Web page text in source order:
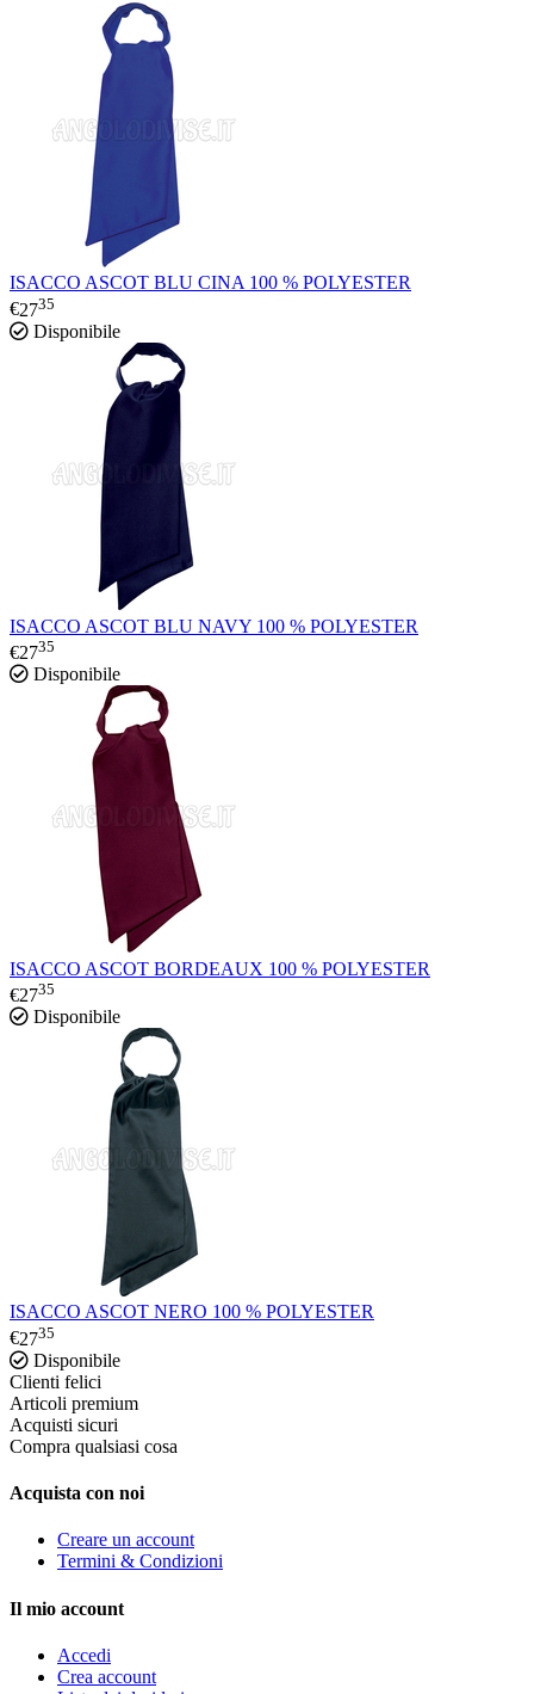
ISACCO ASCOT BLU CINA 100 % POLYESTER
€2735
Disponibile
ISACCO ASCOT BLU NAVY 100 % POLYESTER
€2735
Disponibile
ISACCO ASCOT BORDEAUX 100 % POLYESTER
€2735
Disponibile
ISACCO ASCOT NERO 100 % POLYESTER
€2735
Disponibile
Clienti felici
Articoli premium
Acquisti sicuri
Compra qualsiasi cosa
Acquista con noi
Creare un account
Termini & Condizioni
Il mio account
Accedi
Crea account